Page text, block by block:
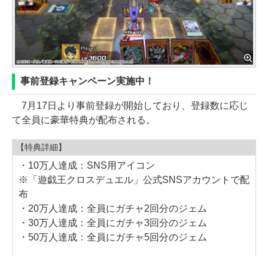
事前登録キャンペーン実施中！
7月17日より事前登録が開始しており、登録数に応じ
て全員に豪華特典が配布される。
【特典詳細】
・10万人達成：SNS用アイコン
※「遊戯王クロスデュエル」公式SNSアカウントで配
布
・20万人達成：全員にガチャ2回分のジェム
・30万人達成：全員にガチャ3回分のジェム
・50万人達成：全員にガチャ5回分のジェム